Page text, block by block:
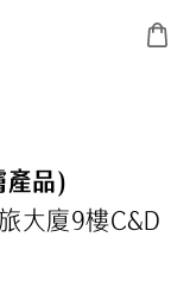
產品)
大廈9樓C&D